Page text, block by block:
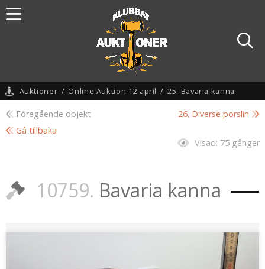
Auktioner / Online Auktion 12 april / 25. Bavaria kanna
Föregående objekt
26. Diverse porslin
Gå tillbaka
Visad: 75 gånger
10759. Bavaria kanna